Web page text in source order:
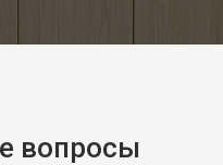
вопросы